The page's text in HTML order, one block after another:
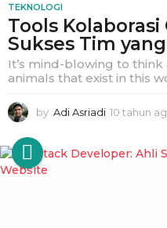
TEKNOLOGI
Tools
Sukses Tim
It’s mind-blowing to
animals that exist in this
by Adi Asriadi 10 tahun